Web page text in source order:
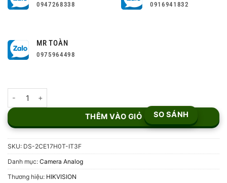
0947268338 0916941832
MR TOÀN
0975964498
THÊM VÀO GIỎ SO SÁNH
SKU: DS-2CE17H0T-IT3F
Danh mục: Camera Analog
Thương hiệu: HIKVISION